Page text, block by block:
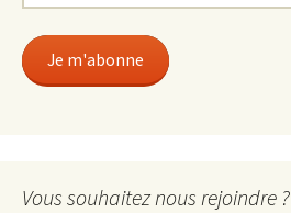
e-
Je m'abonne
Vous souhaitez nous rejoindre ?